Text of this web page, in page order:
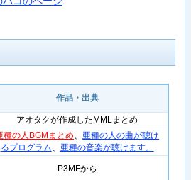
作品・出典
アオタクが作成したMMLまとめ
種の人BGMまとめ
亜種の人の曲が聴け
るプログラム
亜種の音楽が聴けます。
P3MFから